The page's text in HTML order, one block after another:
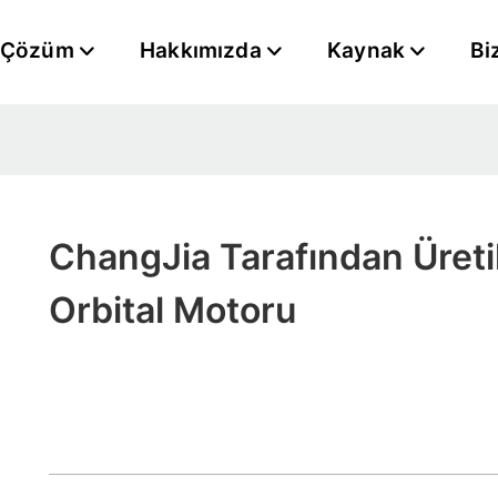
Çözüm Hakkımızda Kaynak
ChangJia Tarafından
Orbital Motoru